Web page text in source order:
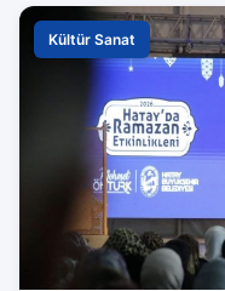
Kültür Sanat